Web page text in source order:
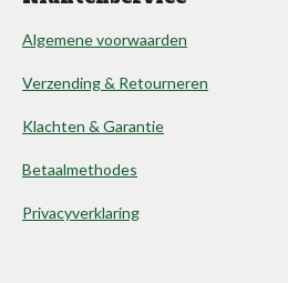
Algemene voorwaarden
Verzending & Retourneren
Klachten & Garantie
Betaalmethodes
Privacyverklaring